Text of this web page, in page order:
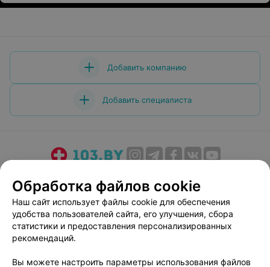
Добавить компанию
Добавить специалиста
Медицинский маркетинг
Публичный договор
Пользовательское соглашение
Способы оплаты
Вакансии
Партнеры
Написать руководителю 103.by
Обработка файлов cookie
Наш сайт использует файлы cookie для обеспечения
удобства пользователей сайта, его улучшения, сбора
статистики и предоставления персонализированных
рекомендаций.
Вы можете настроить параметры использования файлов